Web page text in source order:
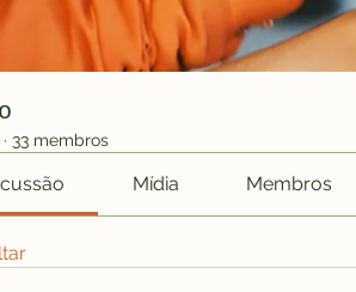
· 33 membros
Mídia Membros